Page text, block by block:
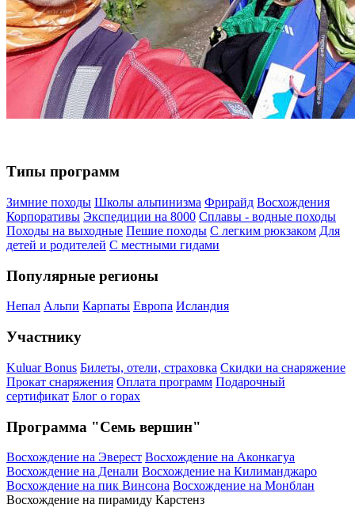
Типы программ
Зимние походы Школы альпинизма Фрирайд Восхождения
Корпоративы Экспедиции на 8000 Сплавы - водные походы
Походы на выходные Пешие походы С легким рюкзаком Для
детей и родителей С местными гидами
Популярные регионы
Непал Альпи Карпаты Европа Исландия
Участнику
Kuluar Bonus Билеты, отели, страховка Скидки на снаряжение
Прокат снаряжения Оплата программ Подарочный
сертификат Блог о горах
Программа "Семь вершин"
Восхождение на Эверест Восхождение на Аконкагуа
Восхождение на Денали Восхождение на Килиманджаро
Восхождение на пик Винсона Восхождение на Монблан
Восхождение на пирамиду Карстенз